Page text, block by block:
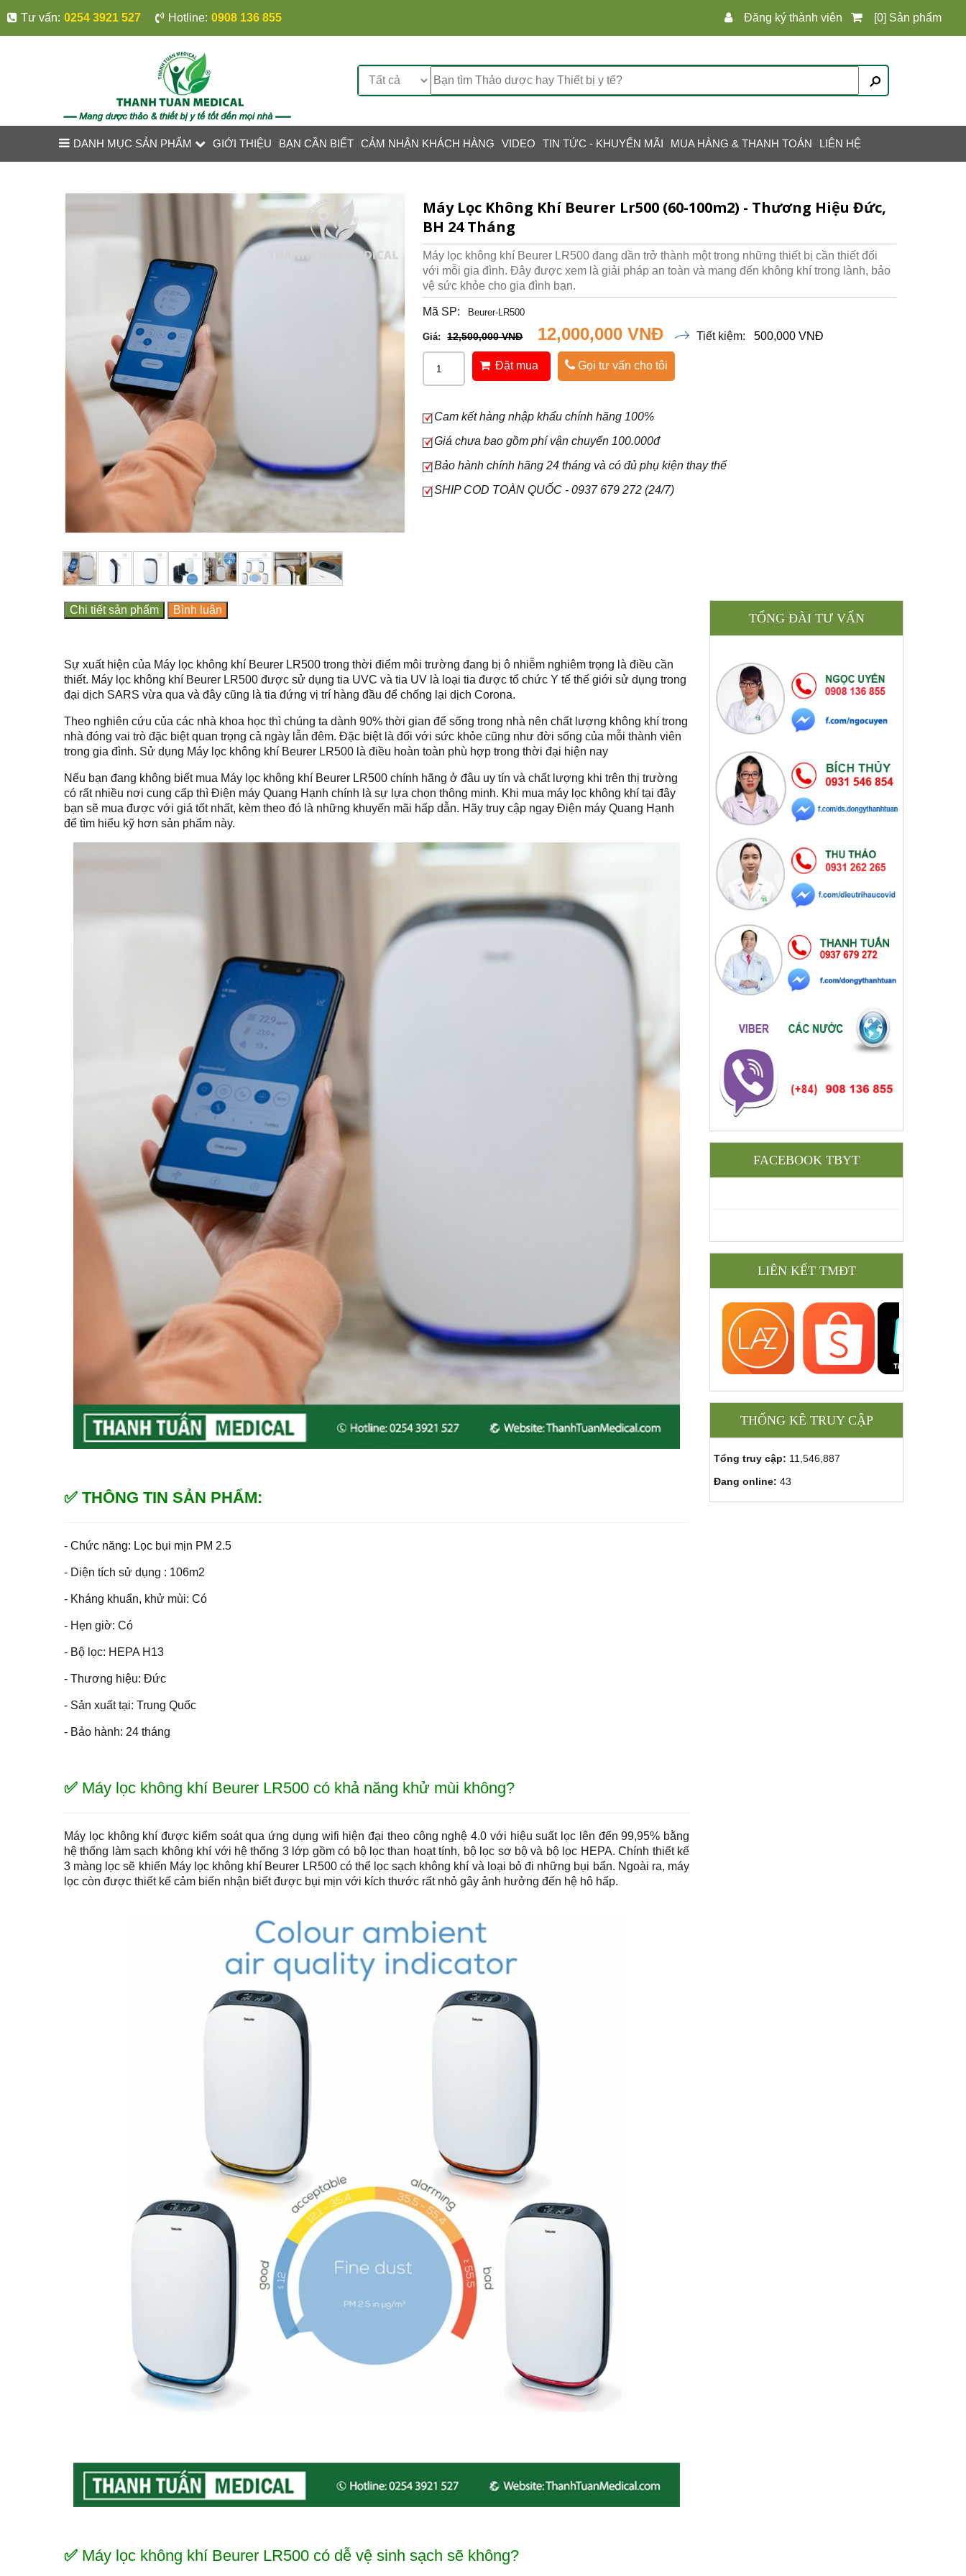
Tư vấn: 0254 3921 527 Hotline: 0908 136 855 Đăng ký thành viên [0] Sản phẩm
DANH MỤC SẢN PHẨM GIỚI THIỆU BẠN CẦN BIẾT CẢM NHẬN KHÁCH HÀNG VIDEO TIN TỨC - KHUYẾN MÃI MUA HÀNG & THANH TOÁN LIÊN HỆ
Máy Lọc Không Khí Beurer Lr500 (60-100m2) - Thương Hiệu Đức,
BH 24 Tháng
Máy lọc không khí Beurer LR500 đang dần trở thành một trong những thiết bị cần thiết đối
với mỗi gia đình. Đây được xem là giải pháp an toàn và mang đến không khí trong lành, bảo
vệ sức khỏe cho gia đình bạn.
Mã SP: Beurer-LR500
Giá: 12,500,000 VNĐ 12,000,000 VNĐ Tiết kiệm: 500,000 VNĐ
Đặt mua Gọi tư vấn cho tôi
Cam kết hàng nhập khẩu chính hãng 100%
Giá chưa bao gồm phí vận chuyển 100.000đ
Bảo hành chính hãng 24 tháng và có đủ phụ kiện thay thế
SHIP COD TOÀN QUỐC - 0937 679 272 (24/7)
Chi tiết sản phẩm Bình luận
Sự xuất hiện của Máy lọc không khí Beurer LR500 trong thời điểm môi trường đang bị ô nhiễm nghiêm trọng là điều cần
thiết. Máy lọc không khí Beurer LR500 được sử dụng tia UVC và tia UV là loại tia được tổ chức Y tế thế giới sử dụng trong
đại dịch SARS vừa qua và đây cũng là tia đứng vị trí hàng đầu để chống lại dịch Corona.
Theo nghiên cứu của các nhà khoa học thì chúng ta dành 90% thời gian để sống trong nhà nên chất lượng không khí trong
nhà đóng vai trò đặc biệt quan trọng cả ngày lẫn đêm. Đặc biệt là đối với sức khỏe cũng như đời sống của mỗi thành viên
trong gia đình. Sử dụng Máy lọc không khí Beurer LR500 là điều hoàn toàn phù hợp trong thời đại hiện nay
Nếu bạn đang không biết mua Máy lọc không khí Beurer LR500 chính hãng ở đâu uy tín và chất lượng khi trên thị trường
có rất nhiều nơi cung cấp thì Điện máy Quang Hạnh chính là sự lựa chọn thông minh. Khi mua máy lọc không khí tại đây
bạn sẽ mua được với giá tốt nhất, kèm theo đó là những khuyến mãi hấp dẫn. Hãy truy cập ngay Điện máy Quang Hạnh
để tìm hiểu kỹ hơn sản phẩm này.
✅ THÔNG TIN SẢN PHẨM:
- Chức năng: Lọc bụi mịn PM 2.5
- Diện tích sử dụng : 106m2
- Kháng khuẩn, khử mùi: Có
- Hẹn giờ: Có
- Bộ lọc: HEPA H13
- Thương hiệu: Đức
- Sản xuất tại: Trung Quốc
- Bảo hành: 24 tháng
✅ Máy lọc không khí Beurer LR500 có khả năng khử mùi không?
Máy lọc không khí được kiểm soát qua ứng dụng wifi hiện đại theo công nghệ 4.0 với hiệu suất lọc lên đến 99,95% bằng
hệ thống làm sạch không khí với hệ thống 3 lớp gồm có bộ lọc than hoạt tính, bộ lọc sơ bộ và bộ lọc HEPA. Chính thiết kế
3 màng lọc sẽ khiến Máy lọc không khí Beurer LR500 có thể lọc sạch không khí và loại bỏ đi những bụi bẩn. Ngoài ra, máy
lọc còn được thiết kế cảm biến nhận biết được bụi mịn với kích thước rất nhỏ gây ảnh hưởng đến hệ hô hấp.
✅ Máy lọc không khí Beurer LR500 có dễ vệ sinh sạch sẽ không?
TỔNG ĐÀI TƯ VẤN
FACEBOOK TBYT
LIÊN KẾT TMĐT
THỐNG KÊ TRUY CẬP
Tổng truy cập: 11,546,887
Đang online: 43